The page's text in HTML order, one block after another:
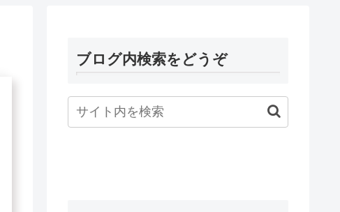
ブログ内検索をどうぞ